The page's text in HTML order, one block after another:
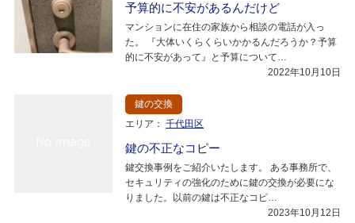
予算的に不安があるんだけど
マンションに在住の家族から相談の電話が入っ
た。 『大体いくらくらいかかるんだろうか？予算
的に不安があって』と予算について…
2022年10月10日
鍵の交換
エリア： 千代田区
鍵の不正なコピー
鍵交換事例をご紹介いたします。 ある事務所で、
セキュリティの強化のために鍵の交換が必要にな
りました。以前の鍵は不正なコピ…
2023年10月12日